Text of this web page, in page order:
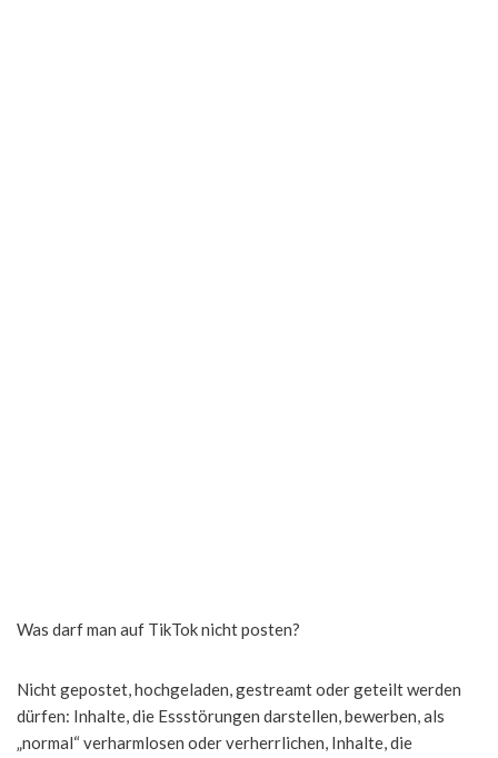
Was darf man auf TikTok nicht posten?
Nicht gepostet, hochgeladen, gestreamt oder geteilt werden
dürfen: Inhalte, die Essstörungen darstellen, bewerben, als
„normal“ verharmlosen oder verherrlichen, Inhalte, die